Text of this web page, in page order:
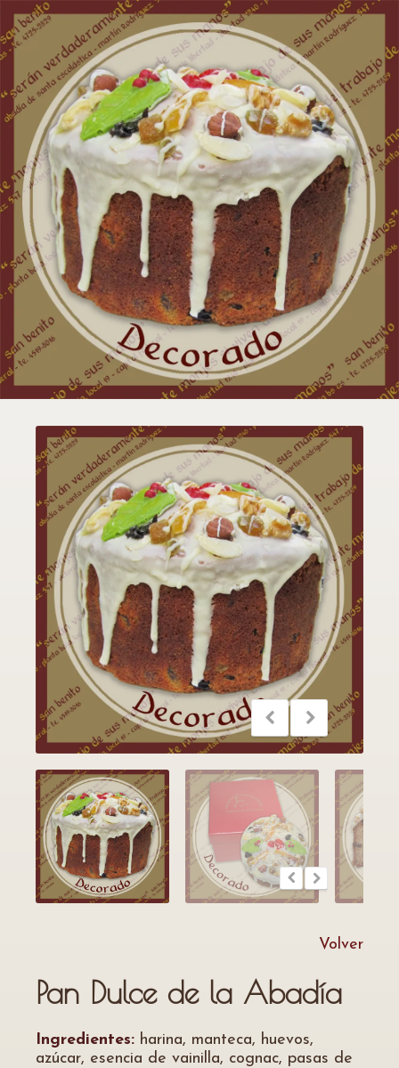
Volver
Pan Dulce de la Abadía
Ingredientes: harina, manteca, huevos,
azúcar, esencia de vainilla, cognac, pasas de